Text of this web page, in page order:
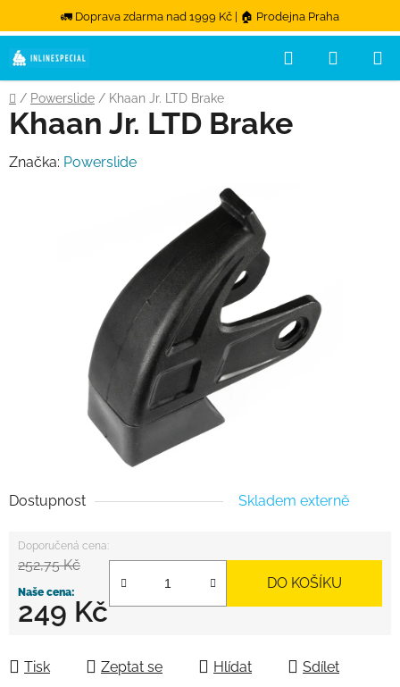
🚛 Doprava zdarma nad 1999 Kč | 🏠 Prodejna Praha
Přejít na obsah
Hledat
Domů
/ Powerslide / Khaan Jr. LTD Brake
Dostupnost Skladem externě
252,75 Kč
249 Kč
DO KOŠÍKU
Tisk Zeptat se Hlídat Sdílet
Khaan Jr. LTD Brake
Značka: Powerslide